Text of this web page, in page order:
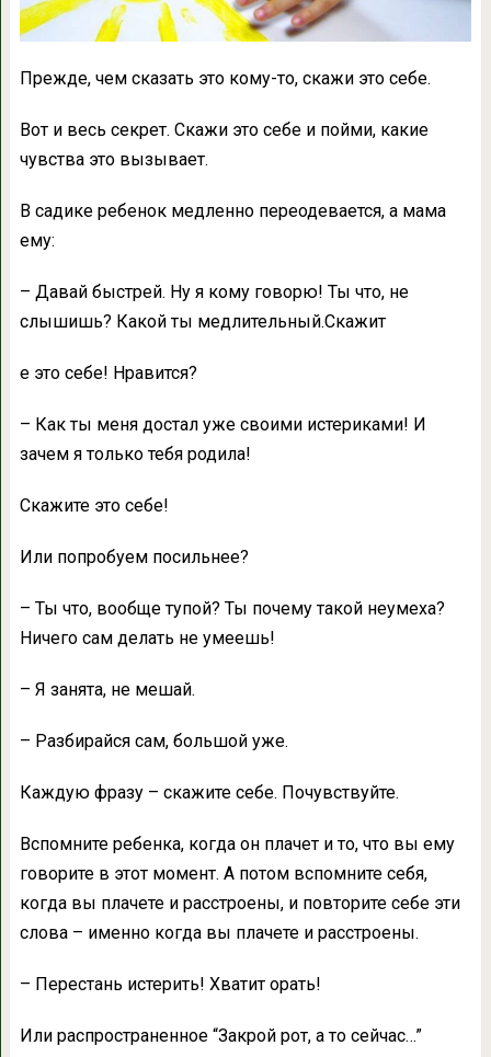
Прежде, чем сказать это кому-то, скажи это себе.
Вот и весь секрет. Скажи это себе и пойми, какие
чувства это вызывает.
В садике ребенок медленно переодевается, а мама
ему:
– Давай быстрей. Ну я кому говорю! Ты что, не
слышишь? Какой ты медлительный.Скажит
е это себе! Нравится?
– Как ты меня достал уже своими истериками! И
зачем я только тебя родила!
Скажите это себе!
Или попробуем посильнее?
– Ты что, вообще тупой? Ты почему такой неумеха?
Ничего сам делать не умеешь!
– Я занята, не мешай.
– Разбирайся сам, большой уже.
Каждую фразу – скажите себе. Почувствуйте.
Вспомните ребенка, когда он плачет и то, что вы ему
говорите в этот момент. А потом вспомните себя,
когда вы плачете и расстроены, и повторите себе эти
слова – именно когда вы плачете и расстроены.
– Перестань истерить! Хватит орать!
Или распространенное “Закрой рот, а то сейчас…”